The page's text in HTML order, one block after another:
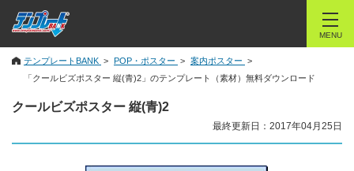
MENU
テンプレートBANK POP・ポスター
案内ポスター
「クールビズポスター 縦(青)2」のテンプレート（素材）無料ダウンロード
クールビズポスター 縦(青)2
最終更新日：2017年04月25日